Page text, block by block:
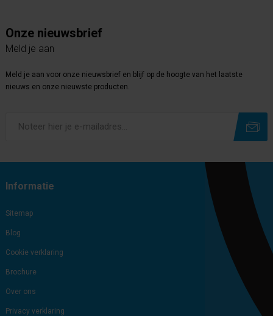
Onze nieuwsbrief
Meld je aan
Meld je aan voor onze nieuwsbrief en blijf op de hoogte van het laatste
nieuws en onze nieuwste producten.
Informatie
Sitemap
Blog
Cookie verklaring
Brochure
Over ons
Privacy verklaring